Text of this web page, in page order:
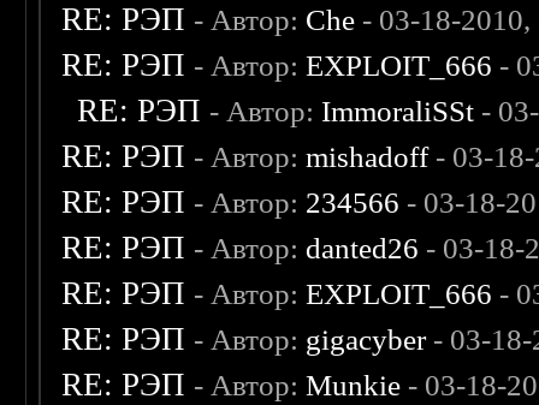
RE: РЭП - Автор: Che - 03-18-
RE: РЭП - Автор:EXPLOIT_666 -
RE: РЭП - Автор: ImmoraliSSt -
RE: РЭП - Автор:mishadoff- 03-18-
RE: РЭП - Автор: 234566 - 03-18-
RE: РЭП - Автор: danted26 - 03-18-
RE: РЭП - Автор:EXPLOIT_666 -
RE: РЭП - Автор: gigacyber- 03-18-
RE: РЭП - Автор:Munkie - 03-18-